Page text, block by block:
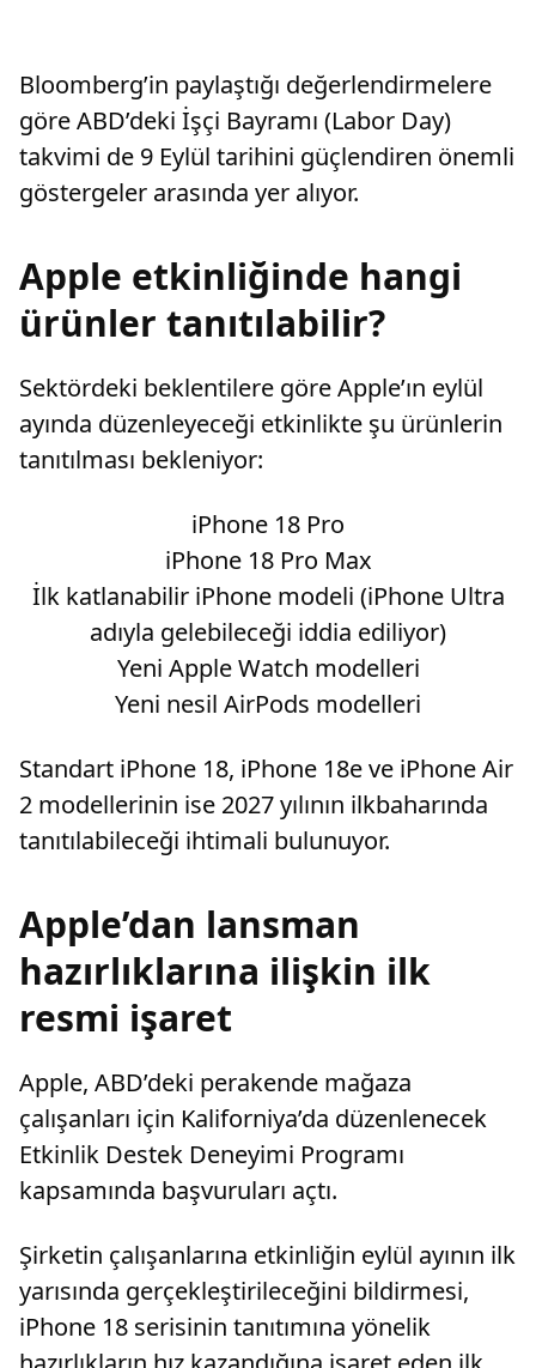
Bloomberg’in paylaştığı değerlendirmelere
göre ABD’deki İşçi Bayramı (Labor Day)
takvimi de 9 Eylül tarihini güçlendiren önemli
göstergeler arasında yer alıyor.
Apple etkinliğinde hangi
ürünler tanıtılabilir?
Sektördeki beklentilere göre Apple’ın eylül
ayında düzenleyeceği etkinlikte şu ürünlerin
tanıtılması bekleniyor:
iPhone 18 Pro
iPhone 18 Pro Max
İlk katlanabilir iPhone modeli (iPhone Ultra
adıyla gelebileceği iddia ediliyor)
Yeni Apple Watch modelleri
Yeni nesil AirPods modelleri
Standart iPhone 18, iPhone 18e ve iPhone Air
2 modellerinin ise 2027 yılının ilkbaharında
tanıtılabileceği ihtimali bulunuyor.
Apple’dan lansman
hazırlıklarına ilişkin ilk
resmi işaret
Apple, ABD’deki perakende mağaza
çalışanları için Kaliforniya’da düzenlenecek
Etkinlik Destek Deneyimi Programı
kapsamında başvuruları açtı.
Şirketin çalışanlarına etkinliğin eylül ayının ilk
yarısında gerçekleştirileceğini bildirmesi,
iPhone 18 serisinin tanıtımına yönelik